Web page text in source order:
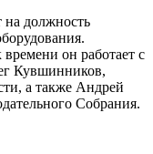
на должность
он работает с
Кувшинников,
а также Андрей
Собрания.